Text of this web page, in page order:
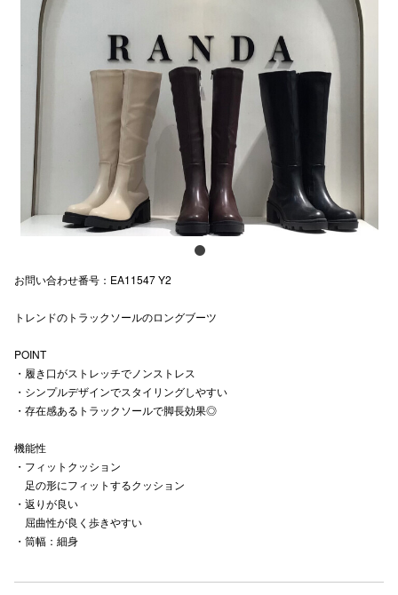
お問い合わせ番号：EA11547 Y2
トレンドのトラックソールのロングブーツ
POINT
・履き口がストレッチでノンストレス
・シンプルデザインでスタイリングしやすい
・存在感あるトラックソールで脚長効果◎
機能性
・フィットクッション
足の形にフィットするクッション
・返りが良い
屈曲性が良く歩きやすい
・筒幅：細身
施設案内
公式SNS
新百合丘